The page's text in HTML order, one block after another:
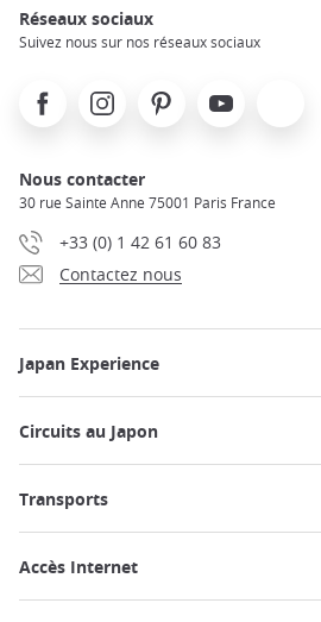
Réseaux sociaux
Suivez nous sur nos réseaux sociaux
FacebookInstagramPinterest Youtube
Nous contacter
30 rue Sainte Anne 75001 Paris France
+33 (0) 1 42 61 60 83
Contactez nous
Japan Experience
Circuits au Japon
Transports
Accès Internet